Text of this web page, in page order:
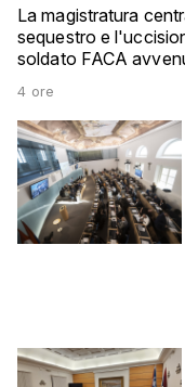
La magistratura
sequestro e
soldato FACA
4 ore